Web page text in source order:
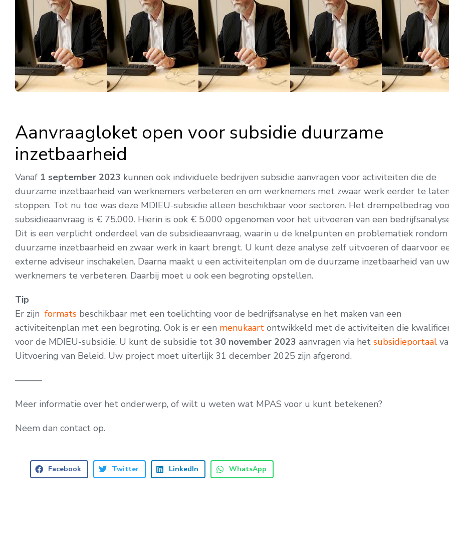
Aanvraagloket open voor subsidie duurzame
inzetbaarheid
Vanaf 1 september 2023 kunnen ook individuele bedrijven subsidie aanvragen voor activiteiten die de
duurzame inzetbaarheid van werknemers verbeteren en om werknemers met zwaar werk eerder te laten
stoppen. Tot nu toe was deze MDIEU-subsidie alleen beschikbaar voor sectoren. Het drempelbedrag
subsidieaanvraag is € 75.000. Hierin is ook € 5.000 opgenomen voor het uitvoeren van een
Dit is een verplicht onderdeel van de subsidieaanvraag, waarin u de knelpunten en problematiek rondom
duurzame inzetbaarheid en zwaar werk in kaart brengt. U kunt deze analyse zelf uitvoeren of daarvoor
externe adviseur inschakelen. Daarna maakt u een activiteitenplan om de duurzame inzetbaarheid van uw
werknemers te verbeteren. Daarbij moet u ook een begroting opstellen.
Tip
Er zijn formats beschikbaar met een toelichting voor de bedrijfsanalyse en het maken van een
activiteitenplan met een begroting. Ook is er een menukaart ontwikkeld met de activiteiten die
voor de MDIEU-subsidie. U kunt de subsidie tot 30 november 2023 aanvragen via het subsidieportaal
Uitvoering van Beleid. Uw project moet uiterlijk 31 december 2025 zijn afgerond.
———
Meer informatie over het onderwerp, of wilt u weten wat MPAS voor u kunt betekenen?
Neem dan contact op.
Facebook Twitter LinkedIn WhatsApp